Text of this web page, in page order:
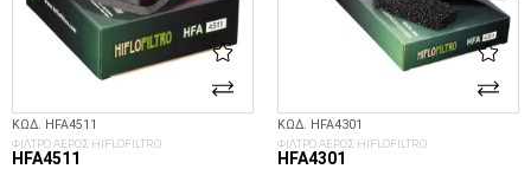
ΚΩΔ. HFA4511
ΦΙΛΤΡΟ ΑΕΡΟΣ HIFLOFILTRO
HFA4511
ΚΩΔ. HFA4301
ΦΙΛΤΡΟ ΑΕΡΟΣ HIFLOFILTRO
HFA4301